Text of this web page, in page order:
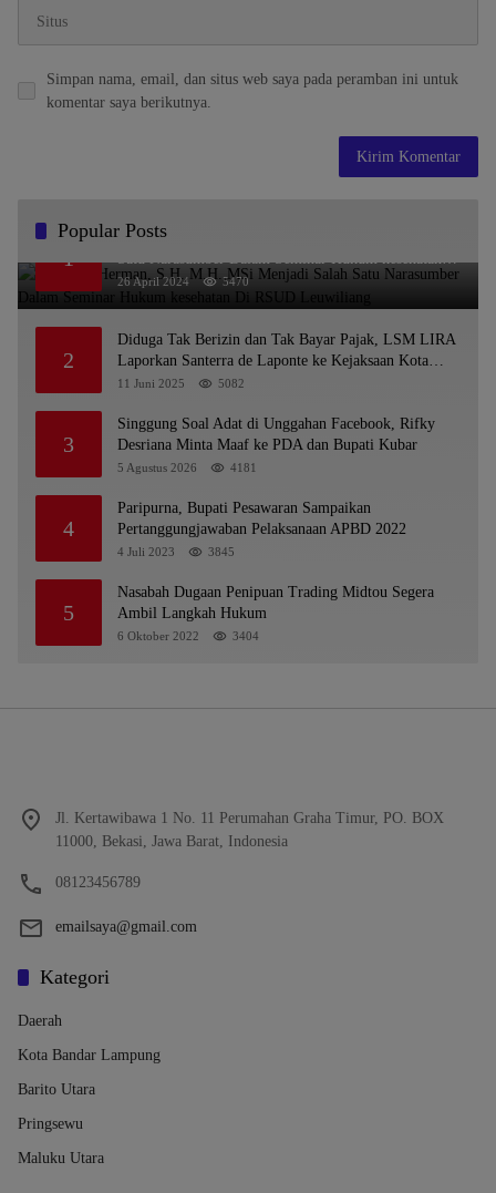
Simpan nama, email, dan situs web saya pada peramban ini untuk
komentar saya berikutnya.
Popular Posts
1
Dr. KMS Herman, S.H.,M.H.,MSi Menjadi Salah
Satu Narasumber Dalam Seminar Hukum kesehatan
Di RSUD Leuwiliang
26 April 2024 5470
2
Diduga Tak Berizin dan Tak Bayar Pajak, LSM LIRA
Laporkan Santerra de Laponte ke Kejaksaan Kota
Batu
11 Juni 2025 5082
3
Singgung Soal Adat di Unggahan Facebook, Rifky
Desriana Minta Maaf ke PDA dan Bupati Kubar
5 Agustus 2026 4181
4
Paripurna, Bupati Pesawaran Sampaikan
Pertanggungjawaban Pelaksanaan APBD 2022
4 Juli 2023 3845
5
Nasabah Dugaan Penipuan Trading Midtou Segera
Ambil Langkah Hukum
6 Oktober 2022 3404
Jl. Kertawibawa 1 No. 11 Perumahan Graha Timur, PO. BOX
11000, Bekasi, Jawa Barat, Indonesia
08123456789
emailsaya@gmail.com
Kategori
Daerah
Kota Bandar Lampung
Barito Utara
Pringsewu
Maluku Utara